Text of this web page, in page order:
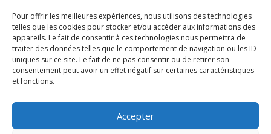
Pour offrir les meilleures expériences, nous utilisons des technologies
telles que les cookies pour stocker et/ou accéder aux informations des
appareils. Le fait de consentir à ces technologies nous permettra de
traiter des données telles que le comportement de navigation ou les ID
uniques sur ce site. Le fait de ne pas consentir ou de retirer son
consentement peut avoir un effet négatif sur certaines caractéristiques
et fonctions.
Accepter
 03 73 27 08 49
Du lundi au vendredi, de 8H30 à 18H30
 contact@mg-pro.fr